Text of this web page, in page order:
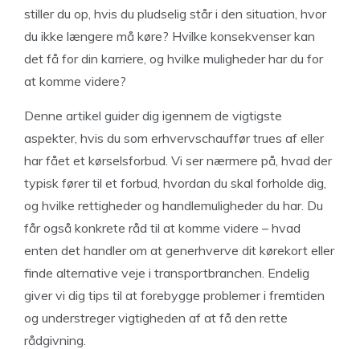
stiller du op, hvis du pludselig står i den situation, hvor
du ikke længere må køre? Hvilke konsekvenser kan
det få for din karriere, og hvilke muligheder har du for
at komme videre?
Denne artikel guider dig igennem de vigtigste
aspekter, hvis du som erhvervschauffør trues af eller
har fået et kørselsforbud. Vi ser nærmere på, hvad der
typisk fører til et forbud, hvordan du skal forholde dig,
og hvilke rettigheder og handlemuligheder du har. Du
får også konkrete råd til at komme videre – hvad
enten det handler om at generhverve dit kørekort eller
finde alternative veje i transportbranchen. Endelig
giver vi dig tips til at forebygge problemer i fremtiden
og understreger vigtigheden af at få den rette
rådgivning.